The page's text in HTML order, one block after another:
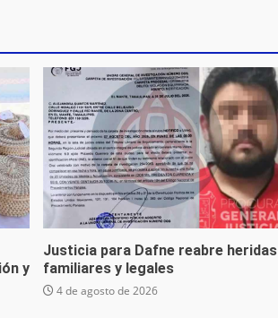
y
Justicia para Dafne reabre heridas
familiares y legales
4 de agosto de 2026